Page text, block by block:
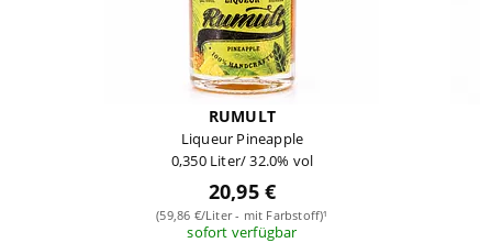
RUMULT
Liqueur Pineapple
0,350 Liter/ 32.0% vol
20,95 €
(59,86 €/Liter - mit Farbstoff)¹
sofort verfügbar